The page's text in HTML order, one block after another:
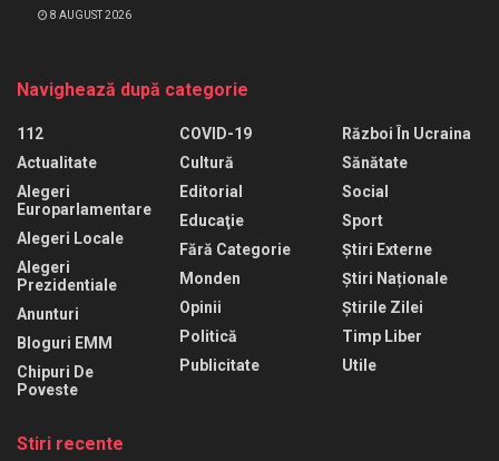
8 AUGUST 2026
Navighează după categorie
112
Actualitate
Alegeri
Europarlamentare
Alegeri Locale
Alegeri
Prezidentiale
Anunturi
Bloguri EMM
Chipuri De
Poveste
COVID-19
Cultură
Editorial
Educaţie
Fără Categorie
Monden
Opinii
Politică
Publicitate
Război În Ucraina
Sănătate
Social
Sport
Știri Externe
Știri Naționale
Știrile Zilei
Timp Liber
Utile
Stiri recente